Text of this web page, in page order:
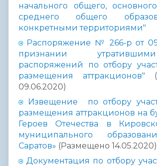
начального общего,
среднего общего
конкретными территориями"
Распоряжение № 266-р от
признании
распоряжений по отбору
размещения аттракционов"
09.06.2020)
Извещение по отбору
размещения аттракционов на
Героев Отечества в
муниципального
Саратов» (Размещено 14.05.2020)
Документация по отбору